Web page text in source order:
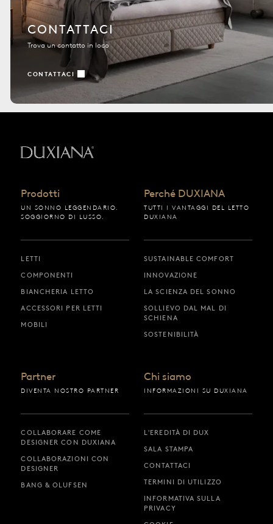
CONTATTACI
Trova un contatto in loco
CONTATTACI
Torna all'inizio
Prodotti
UN SONNO LEGGENDARIO.
SOGGIORNO DI LUSSO.
LETTI
COMPONENTI
BIANCHERIA LETTO
ACCESSORI PER LETTI
MOBILI
Perché DUXIANA
TUTTI I VANTAGGI DEL LETTO
DUXIANA
SUSTAINABLE COMFORT
INNOVAZIONE
LA SCIENZA DEL SONNO
SOLLIEVO DAL MAL DI
SCHIENA
SOSTENIBILITÀ
Partner
DIVENTA NOSTRO PARTNER
COLLABORARE COME
DESIGNER CON DUXIANA
COLLABORAZIONI CON
DESIGNER
BANG & OLUFSEN
Chi siamo
INFORMAZIONI SU DUXIANA
L'EREDITÀ DI DUX
SALA STAMPA
CONTATTACI
TERMINI DI UTILIZZO
INFORMATIVA SULLA
PRIVACY